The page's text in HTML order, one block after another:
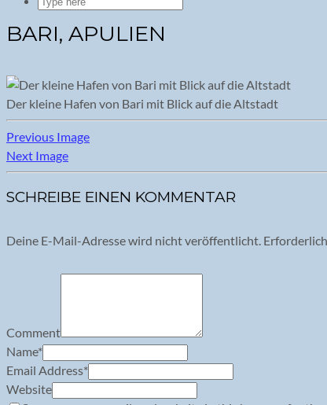
BARI, APULIEN
Der kleine Hafen von Bari mit Blick auf die Altstadt
Previous Image
Next Image
SCHREIBE EINEN KOMMENTAR
Deine E-Mail-Adresse wird nicht veröffentlicht.
Comment
Name*
Email Address*
Website